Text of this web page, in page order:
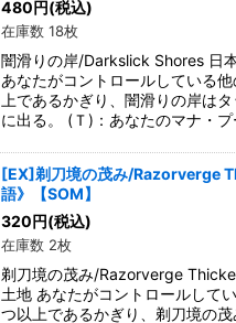
480円(税込)
在庫数 18枚
闇滑りの岸/Darkslick Shores 日
あなたがコントロールしている
上であるかぎり、闇滑りの岸は
に出る。 (Ｔ)：あなたのマナ・
[EX]剃刀境の茂み/Razorverge
語》【SOM】
320円(税込)
在庫数 2枚
剃刀境の茂み/Razorverge
土地 あなたがコントロールして
つ以上であるかぎり、剃刀境の